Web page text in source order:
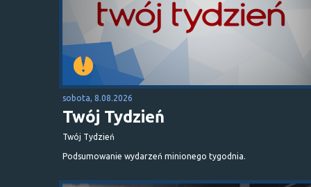
sobota, 8.08.2026
Twój Tydzień
Twój Tydzień
Podsumowanie wydarzeń minionego tygodnia.